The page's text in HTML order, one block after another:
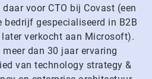
voor CTO bij Covast (een
gespecialiseerd in B2B
verkocht aan Microsoft).
dan 30 jaar ervaring
van technology strategy &